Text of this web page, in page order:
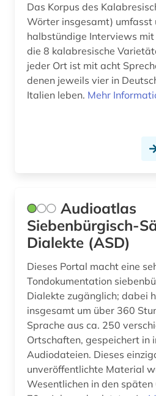
karibik-literatur (1)
karte (1)
katalanien (1)
katalanisch (2)
kinderliteratur (2)
kino (2)
kirchenlatein (1)
kognitive linguistik (1)
Das Korpus des
Wörter insgesamt) umfasst
halbstündige Interviews mit
die 8 kalabresische
jeder Ort ist mit acht
denen jeweils vier in
Italien leben. Mehr
Audioatlas
Siebenbürgisch-
Dialekte (ASD)
Dieses Portal macht eine
Tondokumentation
Dialekte zugänglich; dabei
insgesamt um über 360
Sprache aus ca. 250
Ortschaften, gespeichert in
Audiodateien. Dieses
unveröffentlichte Material
Wesentlichen in den